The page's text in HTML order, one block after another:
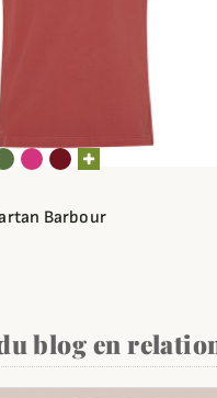
Barbour
blog en